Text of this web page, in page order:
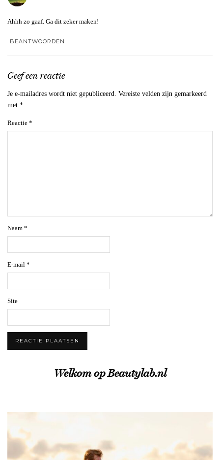
Ahhh zo gaaf. Ga dit zeker maken!
BEANTWOORDEN
Geef een reactie
Je e-mailadres wordt niet gepubliceerd. Vereiste velden zijn gemarkeerd
met *
Reactie *
Naam *
E-mail *
Site
Welkom op Beautylab.nl